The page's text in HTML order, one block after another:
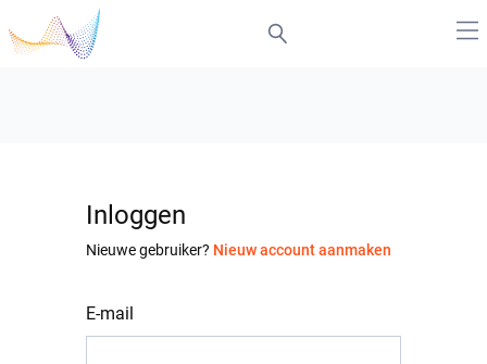
Inloggen
Nieuwe gebruiker? Nieuw account aanmaken
E-mail